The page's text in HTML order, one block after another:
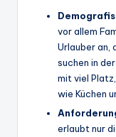
vor allem
Urlauber an,
suchen in
mit viel
wie Küchen
erlaubt nur